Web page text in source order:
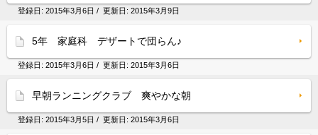
登録日: 2015年3月6日 / 更新日: 2015年3月9日
5年 家庭科 デザートで団らん♪
登録日: 2015年3月6日 / 更新日: 2015年3月6日
早朝ランニングクラブ 爽やかな朝
登録日: 2015年3月5日 / 更新日: 2015年3月6日